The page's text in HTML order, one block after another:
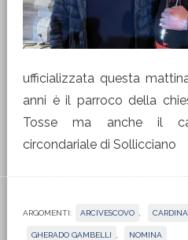
ufficializzata questa
anni è il parroco della
Tosse ma anche il
circondariale di Sollicciano
ARGOMENTI: ARCIVESCOVO
GHERADO GAMBELLI NOMINA